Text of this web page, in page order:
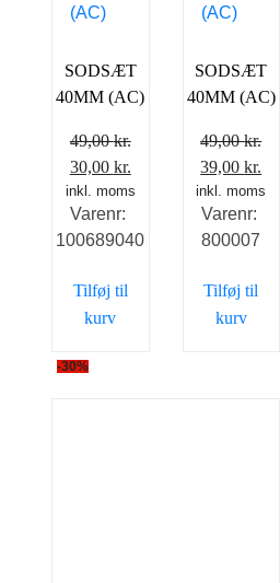
SODSÆT
40MM (AC)
49,00kr.
Den
oprindelige
pris
var:
30,00 kr.
aktuelle
er:
inkl. moms
Varenr:
100689040
Tilføj til
kurv
SODSÆT
40MM (AC)
49,00kr.
Den
pris
var:
39,00kr.
inkl. moms
Varenr:
800007
Tilføj til
kurv
-30%